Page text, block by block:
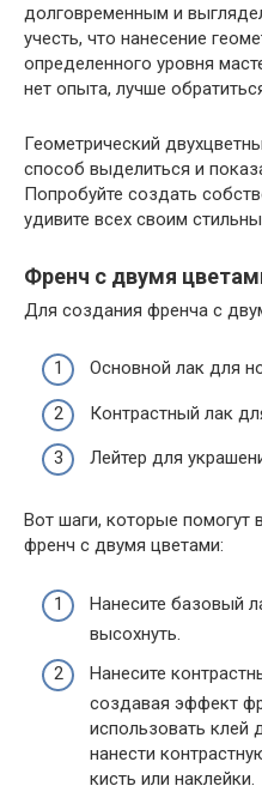
долговременным и
учесть, что нанесение
определенного уровня
нет опыта, лучше
Геометрический
способ выделиться и
Попробуйте создать
удивите всех своим
Френч с двумя
Для создания френча с
Основной лак для
Контрастный лак
Лейтер для
Вот шаги, которые помогут
френч с двумя цветами:
Нанесите базовый
высохнуть.
Нанесите
создавая эффект
использовать клей
нанести
кисть или наклейки.